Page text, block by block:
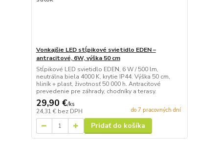
Vonkajšie LED stĺpikové svietidlo EDEN –
antracitové, 6W, výška 50 cm
Stĺpikové LED svietidlo EDEN, 6 W / 500 lm,
neutrálna biela 4000 K, krytie IP44. Výška 50 cm,
hliník + plast, životnosť 50 000 h. Antracitové
prevedenie pre záhrady, chodníky a terasy.
29,90 €/ks
24,31 € bez DPH do 7 pracovných dní
Pridať do košíka